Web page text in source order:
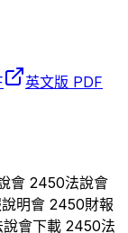
英文版 PDF
會 2450法說會
明會 2450財報
說會下載 2450法